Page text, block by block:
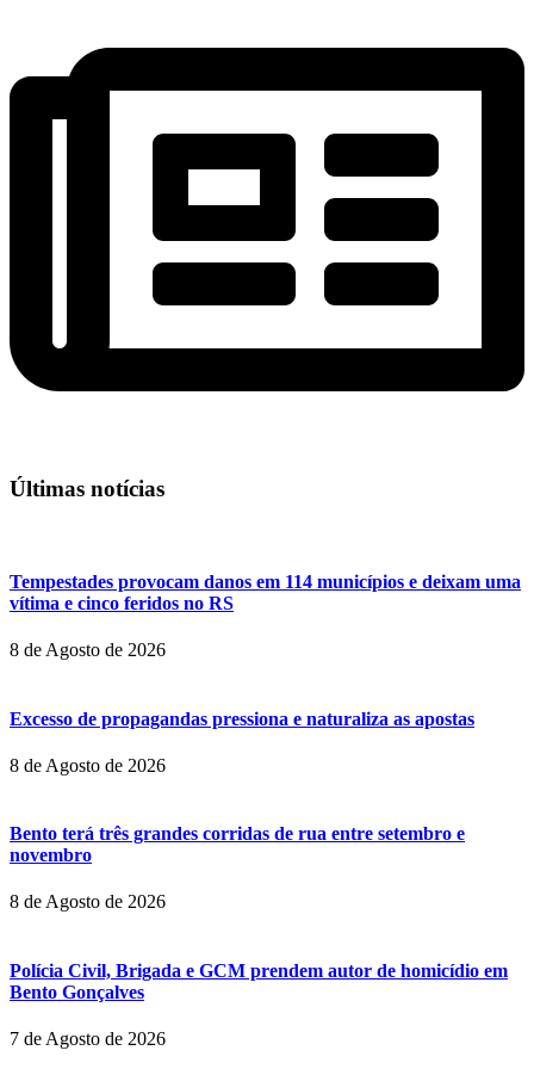
Últimas notícias
Tempestades provocam danos em 114 municípios e deixam uma
vítima e cinco feridos no RS
8 de Agosto de 2026
Excesso de propagandas pressiona e naturaliza as apostas
8 de Agosto de 2026
Bento terá três grandes corridas de rua entre setembro e
novembro
8 de Agosto de 2026
Polícia Civil, Brigada e GCM prendem autor de homicídio em
Bento Gonçalves
7 de Agosto de 2026